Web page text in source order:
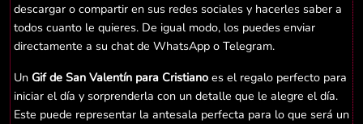
descargar o compartir en sus redes sociales y hacerles saber a
todos cuanto le quieres. De igual modo, los puedes enviar
directamente a su chat de WhatsApp o Telegram.
Un Gif de San Valentín para Cristiano es el regalo perfecto para
iniciar el día y sorprenderla con un detalle que le alegre el día.
Este puede representar la antesala perfecta para lo que será un